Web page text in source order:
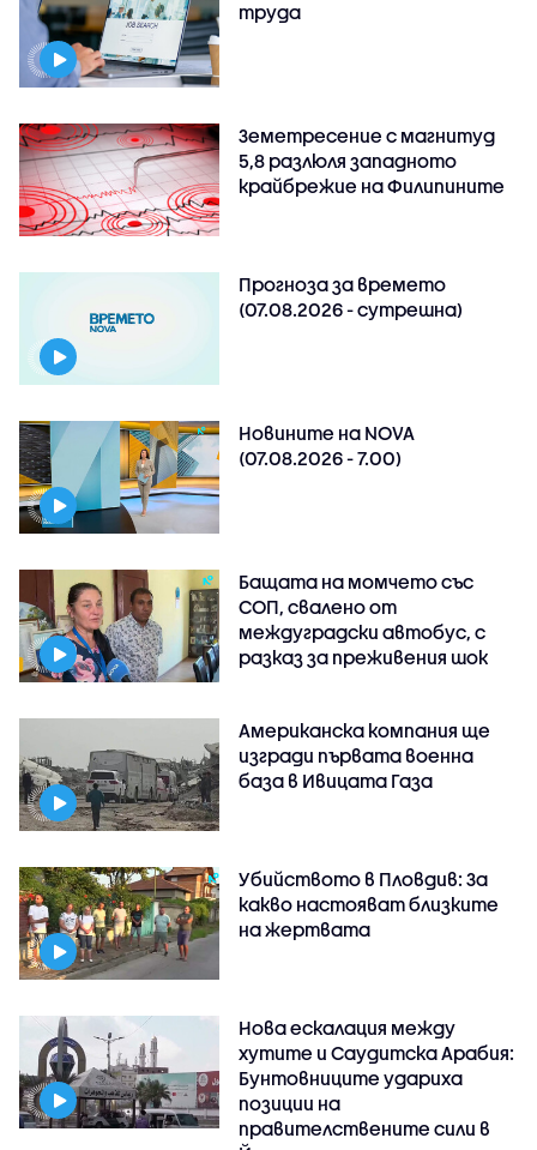
труда
Земетресение с магнитуд
5,8 разлюля западното
крайбрежие на Филипините
Прогноза за времето
(07.08.2026 - сутрешна)
Новините на NOVA
(07.08.2026 - 7.00)
Бащата на момчето със
СОП, свалено от
междуградски автобус, с
разказ за преживения шок
Американска компания ще
изгради първата военна
база в Ивицата Газа
Убийството в Пловдив: За
какво настояват близките
на жертвата
Нова ескалация между
хутите и Саудитска Арабия:
Бунтовниците удариха
позиции на
правителствените сили в